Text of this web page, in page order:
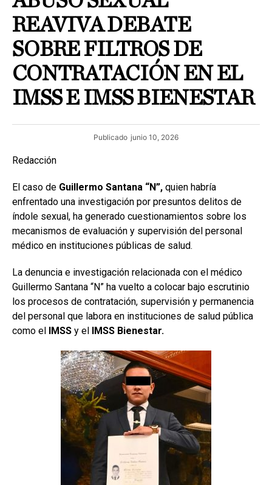
REAVIVA DEBATE
SOBRE FILTROS DE
CONTRATACIÓN EN EL
IMSS E IMSS BIENESTAR
Publicado junio 10, 2026
Redacción
El caso de Guillermo Santana “N”, quien habría
enfrentado una investigación por presuntos delitos de
índole sexual, ha generado cuestionamientos sobre los
mecanismos de evaluación y supervisión del personal
médico en instituciones públicas de salud.
La denuncia e investigación relacionada con el médico
Guillermo Santana “N” ha vuelto a colocar bajo escrutinio
los procesos de contratación, supervisión y permanencia
del personal que labora en instituciones de salud pública
como el IMSS y el IMSS Bienestar.